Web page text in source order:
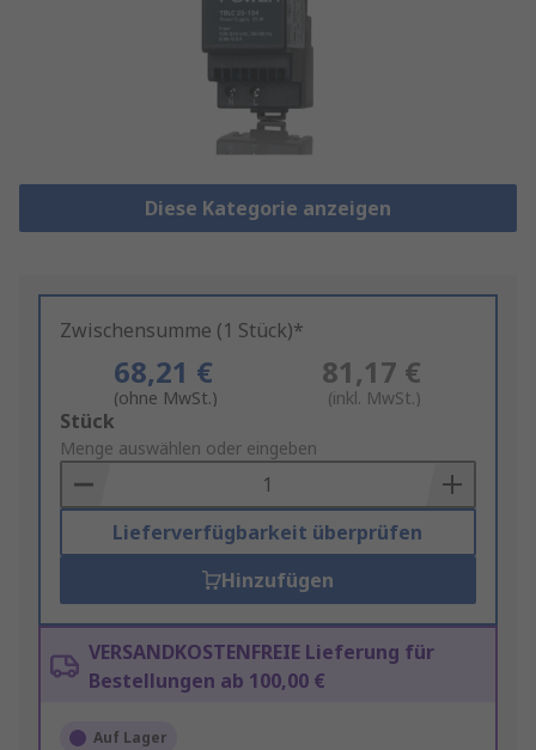
Diese Kategorie anzeigen
Zwischensumme (1 Stück)*
68,21 €
(ohne MwSt.)
81,17 €
(inkl. MwSt.)
Add
to
Basket
Stück
Menge auswählen oder eingeben
Lieferverfügbarkeit überprüfen
Hinzufügen
VERSANDKOSTENFREIE Lieferung für
Bestellungen ab 100,00 €
Auf Lager